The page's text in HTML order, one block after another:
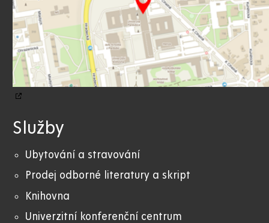
Služby
Ubytování a stravování
Prodej odborné literatury a skript
Knihovna
Univerzitní konferenční centrum